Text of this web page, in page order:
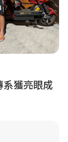
獲亮眼成